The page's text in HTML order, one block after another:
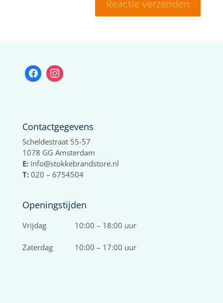
Contactgegevens
Scheldestraat 55-57
1078 GG Amsterdam
E:info@stokkebrandstore.nl
T:020 – 6754504
Openingstijden
Vrijdag 10:00 – 18:00 uur
Zaterdag 10:00 – 17:00 uur